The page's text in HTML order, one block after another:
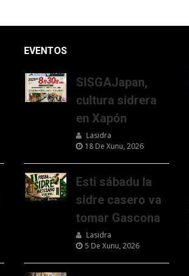
EVENTOS
SISGAJapan,
cultura sidrera
en Xapón
Lasidra
18 De Xunu, 2026
Esti sábadu la
sidre casero va
tomar Gascona
Lasidra
5 De Xunu, 2026